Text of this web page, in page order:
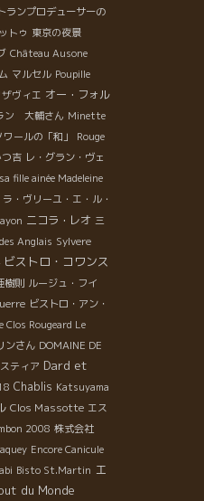
ランプロデューサーの
トゥ 東京の夜景
Château Ausone
マルセル Poupille
ヴィエ オー・フォル
ン 大輔さん Minette
ワールの「和」
Rouge
吉 レ・グラン・ヴェ
sa fille ainée Madeleine
ラ・ヴリーユ・エ・ル・
ニコラ・レオ 三
Anglais Sylvere
ビストロ・コワンス
樹則 ルージュ・フイ
ビストロ・アン・
Clos Rougeard Le
ンさん DOMAINE DE
ティア Dard et
Chablis Katsuyama
Clos Massotte エス
2008 株式会社
Encore Canicule
Bisto St.Martin エ
du Monde